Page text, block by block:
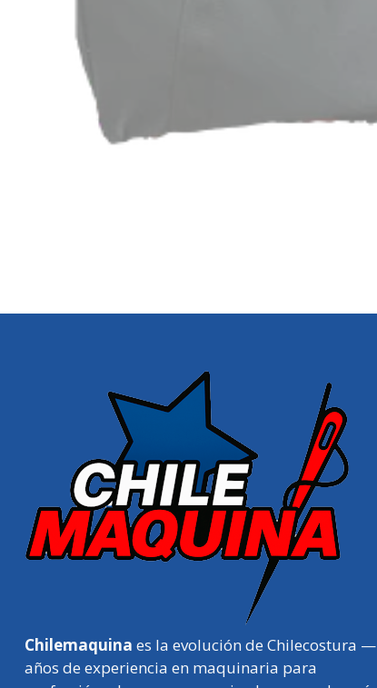
Chilemaquina es la evolución de Chilecostura —
años de experiencia en maquinaria para